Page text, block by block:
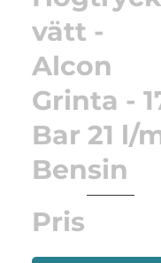
vätt -
Alcon
Grinta -
Bar 21 l/
Bensin
Pris